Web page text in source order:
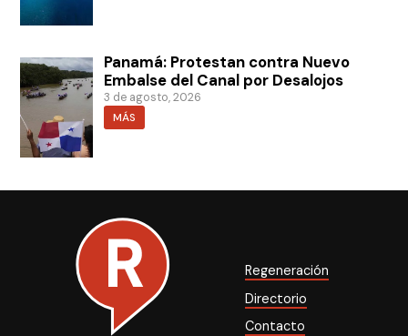
Panamá: Protestan contra Nuevo
Embalse del Canal por Desalojos
3 de agosto, 2026
MÁS
Regeneración
Directorio
Contacto